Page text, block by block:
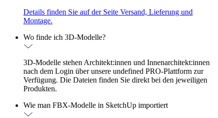
Details finden Sie auf der Seite Versand, Lieferung und
Montage.
Wo finde ich 3D-Modelle?
3D-Modelle stehen Architekt:innen und Innenarchitekt:innen
nach dem Login über unsere undefined PRO-Plattform zur
Verfügung. Die Dateien finden Sie direkt bei den jeweiligen
Produkten.
Wie man FBX-Modelle in SketchUp importiert